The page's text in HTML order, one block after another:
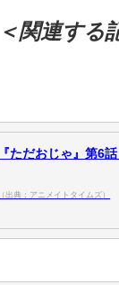
＜関連する
『ただおじゃ』第6
（出典：アニメイトタイムズ）